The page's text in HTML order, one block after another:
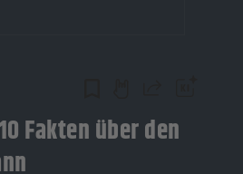
Fakten über den